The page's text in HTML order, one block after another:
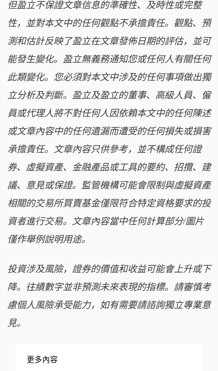
但盈立不保證文章信息的準確性、及時性或完整
性，並對本文中的任何觀點不承擔責任。觀點、預
測和估計反映了盈立在文章發佈日期的評估，並可
能發生變化。盈立無義務通知您或任何人有關任何
此類變化。您必須對本文中涉及的任何事項做出獨
立分析及判斷。盈立及盈立的董事、高級人員、僱
員或代理人將不對任何人因依賴本文中的任何陳述
或文章內容中的任何遺漏而遭受的任何損失或損害
承擔責任。文章內容只供參考，並不構成任何證
券、虛擬資產、金融產品或工具的要約、招攬、建
議、意見或保證。監管機構可能會限制與虛擬資產
相關的交易所買賣基金僅限符合特定資格要求的投
資者進行交易。文章內容當中任何計算部分/圖片
僅作舉例說明用途。
投資涉及風險，證券的價值和收益可能會上升或下
降。往績數字並非預測未來表現的指標。請審慎考
慮個人風險承受能力，如有需要請諮詢獨立專業意
見。
更多內容